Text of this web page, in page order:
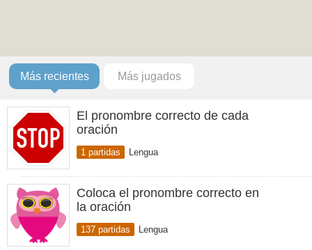
Más recientes Más jugados
El pronombre correcto de cada
oración
1 partidas Lengua
Coloca el pronombre correcto en
la oración
137 partidas Lengua